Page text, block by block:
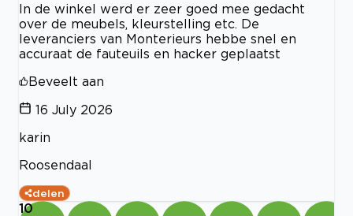
In de winkel werd er zeer goed mee gedacht
over de meubels, kleurstelling etc. De
leveranciers van Monterieurs hebbe snel en
accuraat de fauteuils en hacker geplaatst
Beveelt aan
16 July 2026
karin
Roosendaal
delen
10